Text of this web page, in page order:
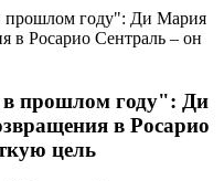
прошлом году": Ди Мария
в Росарио Сентраль – он
в прошлом году": Ди
в Росарио
цель